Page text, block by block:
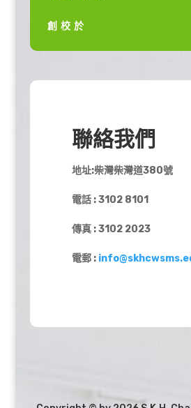
創校於
聯絡我們
地址:柴灣柴灣道380號
電話 : 3102 8101
傳真 : 3102 2023
電郵 :